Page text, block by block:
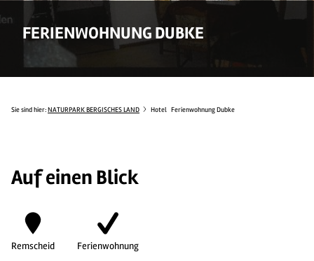
FERIENWOHNUNG DUBKE
Sie sind hier:NATURPARK BERGISCHES LAND Hotel Ferienwohnung Dubke
Auf einen Blick
Remscheid Ferienwohnung